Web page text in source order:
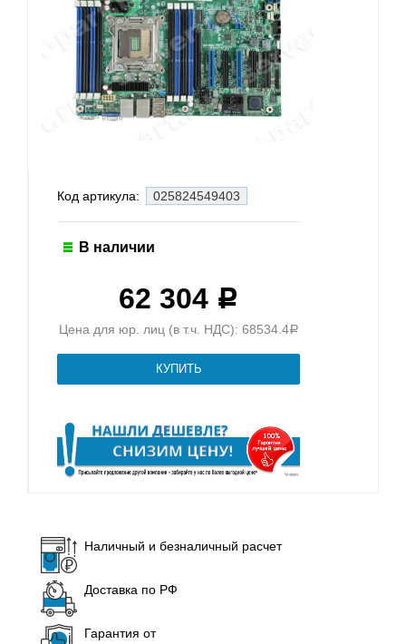
Код артикула: 025824549403
В наличии
62 304 Р
Цена для юр. лиц (в т.ч. НДС): 68534.4Р
Наличный и безналичный расчет
Доставка по РФ
Гарантия от